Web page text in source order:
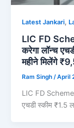
Latest Jankari,
LIC FD
करेगा लॉन्च
महीने मिलेंगे
Ram Singh/April
LIC FD
एचडी स्कीम ₹1.5